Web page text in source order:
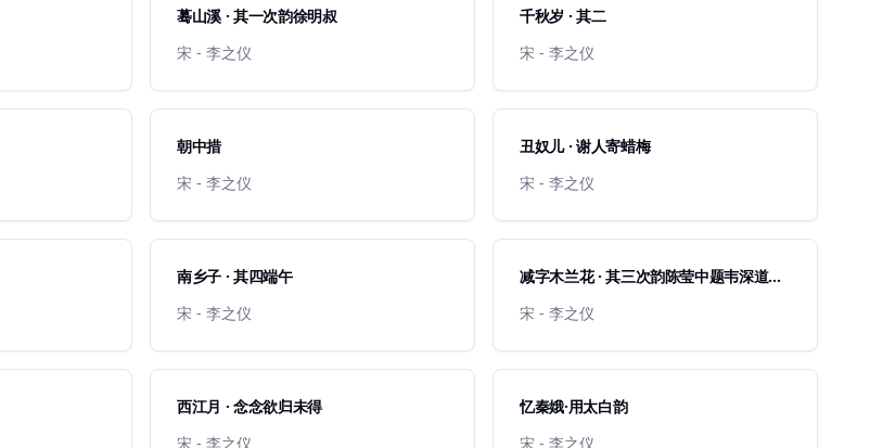
蓦山溪 · 其一次韵徐明叔
宋 - 李之仪
千秋岁 · 其二
宋 - 李之仪
朝中措
宋 - 李之仪
丑奴儿 · 谢人寄蜡梅
宋 - 李之仪
南乡子 · 其四端午
宋 - 李之仪
减字木兰花 · 其三次韵陈莹中题韦深道独
宋 - 李之仪
西江月 · 念念欲归未得
宋 - 李之仪
忆秦娥·用太白韵
宋 - 李之仪